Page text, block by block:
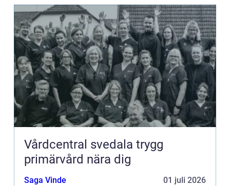
Vårdcentral svedala trygg
primärvård nära dig
Saga Vinde 01 juli 2026